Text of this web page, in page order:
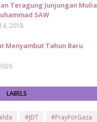
Teragung Junjungan Mulia
SAW
2018
Menyambut Tahun Baru
LABELS
#JDT
#PrayForGaza